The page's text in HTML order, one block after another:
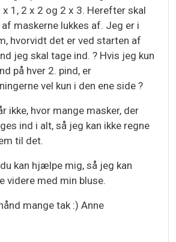
x 1, 2 x 2 og 2 x 3. Herefter skal
maskerne lukkes af. Jeg er i
hvorvidt det er ved starten af
jeg skal tage ind. ? Hvis jeg kun
på hver 2. pind, er
vel kun i den ene side ?
ikke, hvor mange masker, der
ind i alt, så jeg kan ikke regne
til det.
kan hjælpe mig, så jeg kan
videre med min bluse.
mange tak :) Anne